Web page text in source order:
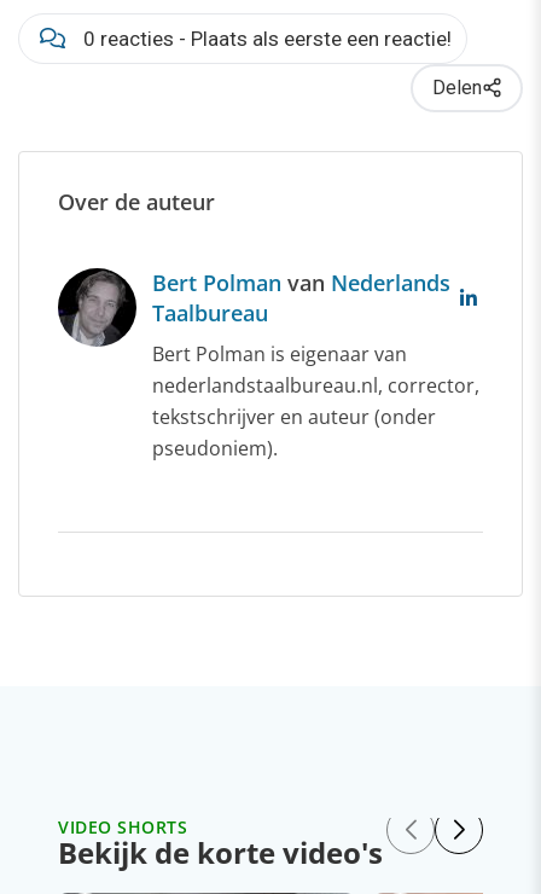
0 reacties - Plaats als eerste een reactie!
Delen
Over de auteur
Bert Polman van Nederlands
Taalbureau
Bert Polman is eigenaar van
nederlandstaalbureau.nl, corrector,
tekstschrijver en auteur (onder
pseudoniem).
VIDEO SHORTS
Bekijk de korte video's